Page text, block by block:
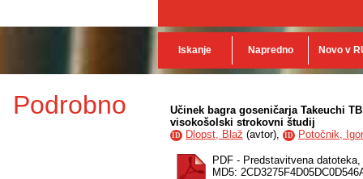
Iskanje Napredno Novo v
Podrobno
Učinek bagra goseničarja Takeuchi
visokošolski strokovni študij
ID Dlopst, Blaž (avtor), ID Potočnik, Igor
PDF - Predstavitvena datoteka,
MD5: